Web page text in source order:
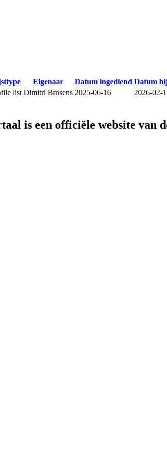
Eigenaar Datum ingediend Datum
list Dimitri Brosens 2025-06-16 2026-02-
is een officiële website van